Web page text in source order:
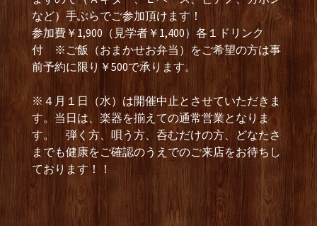
など）手ぶらでご参加頂けます！
参加費￥1,900（見学者￥1,400）各１ドリンク
付 ※ご飯（おまかせお弁当）をご希望の方は事
前予約に限り￥500で承ります。
※４月１日（水）は開催中止とさせていただきま
す。当日は、楽器を揃えての通常営業となりま
す。 弾く方、唄う方、呑むだけの方、どなたさ
までも健康をご確認のうえでのご来店をお待ちし
ております！！